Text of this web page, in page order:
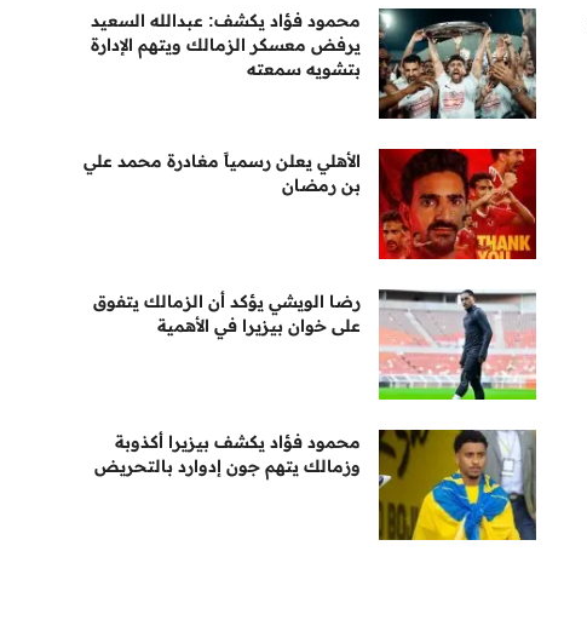
محمود فؤاد يكشف: عبدالله السعيد
يرفض معسكر الزمالك ويتهم الإدارة
بتشويه سمعته
الأهلي يعلن رسمياً مغادرة محمد علي
بن رمضان
رضا الويشي يؤكد أن الزمالك يتفوق
على خوان بيزيرا في الأهمية
محمود فؤاد يكشف بيزيرا أكذوبة
وزمالك يتهم جون إدوارد بالتحريض